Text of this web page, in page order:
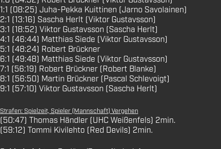
1:1 (08:25) Juha-Pekka Kuittinen (Jarno Savolainen)
2:1 (13:16) Sascha Herlt (Viktor Gustavsson)
3:1 (18:52) Viktor Gustavsson (Sascha Herlt)
4:1 (46:44) Matthias Siede (Viktor Gustavsson)
5:1 (48:24) Robert Brückner
6:1 (49:48) Matthias Siede (Viktor Gustavsson)
7:1 (56:19) Robert Brückner (Robert Blanke)
8:1 (56:50) Martin Brückner (Pascal Schlevoigt)
9:1 (57:10) Viktor Gustavsson (Sascha Herlt)
Strafen: Spielzeit, Spieler (Mannschaft) Vergehen
(50:47) Thomas Händler (UHC Weißenfels) 2min.
(59:12) Tommi Kivilehto (Red Devils) 2min.